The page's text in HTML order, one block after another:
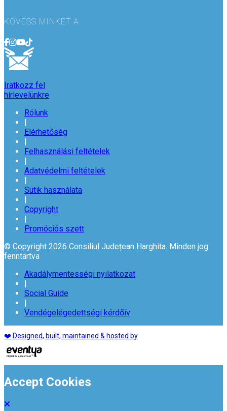
KÖVESS MINKET A
Iratkozz fel
hírlevelünkre
Rólunk
|
Elérhetőség
|
Felhasználási feltételek
|
Adatvédelmi feltételek
|
Sütik használata
|
Copyright
|
Promóciós szett
© Copyright 2026 Consiliul Județean Harghita. Minden jog
fenntartva
Akadálymentességi nyilatkozat
|
Social Guide
|
Vendégelégedettségi kérdőív
❤️ Designed, built, maintained & hosted by
Accept Cookies